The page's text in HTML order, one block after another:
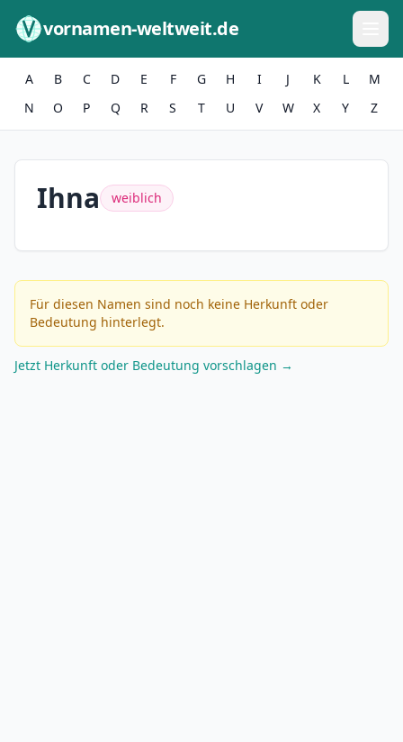
vornamen-weltweit.de
A B C D E F G H I J K L
M
N
O P Q R S T U V W X Y Z
Ihna weiblich
Für diesen Namen sind noch keine Herkunft oder
Bedeutung hinterlegt.
Jetzt Herkunft oder Bedeutung vorschlagen →